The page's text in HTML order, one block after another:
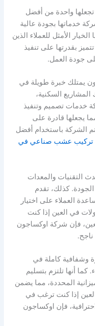
واحدة من أفضل
خدماتها بجودة عالية
الأمثل للعملاء الذين
بقدرتها على تنفيذ
جودة العمل.
يمتلك خبرة طويلة في
المشاريع السكنية،
خدمات تصميم وتنفيذ
يجعلها قادرة على
الشركة باستخدام أفضل
تركيب عشب صناعي في
التقنيات والمعدات
كذلك، تقدم
العملاء على اختيار
في العين إذا كنت
فإن شركة اوكساجون
وشفافية كاملة في
كما أنها تلتزم بتسليم
المحددة، مما يضمن
إذا كنت ترغب في
فإن اوكساجون